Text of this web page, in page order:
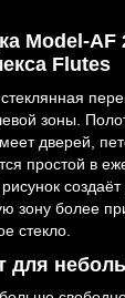
Model-AF
Flutes
зоны.
дверей,
простой в
создаёт
зону более
стекло.
для